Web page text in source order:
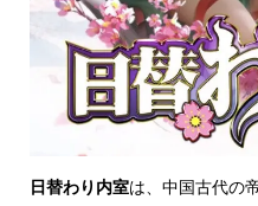
日替わり内室は、中国古代の